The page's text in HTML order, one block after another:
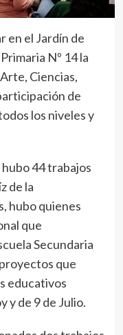
en el Jardín de
Nº 14 la
Ciencias,
de
los niveles y
44 trabajos
de la
hubo quienes
que
Secundaria
que
educativos
y de 9 de Julio.